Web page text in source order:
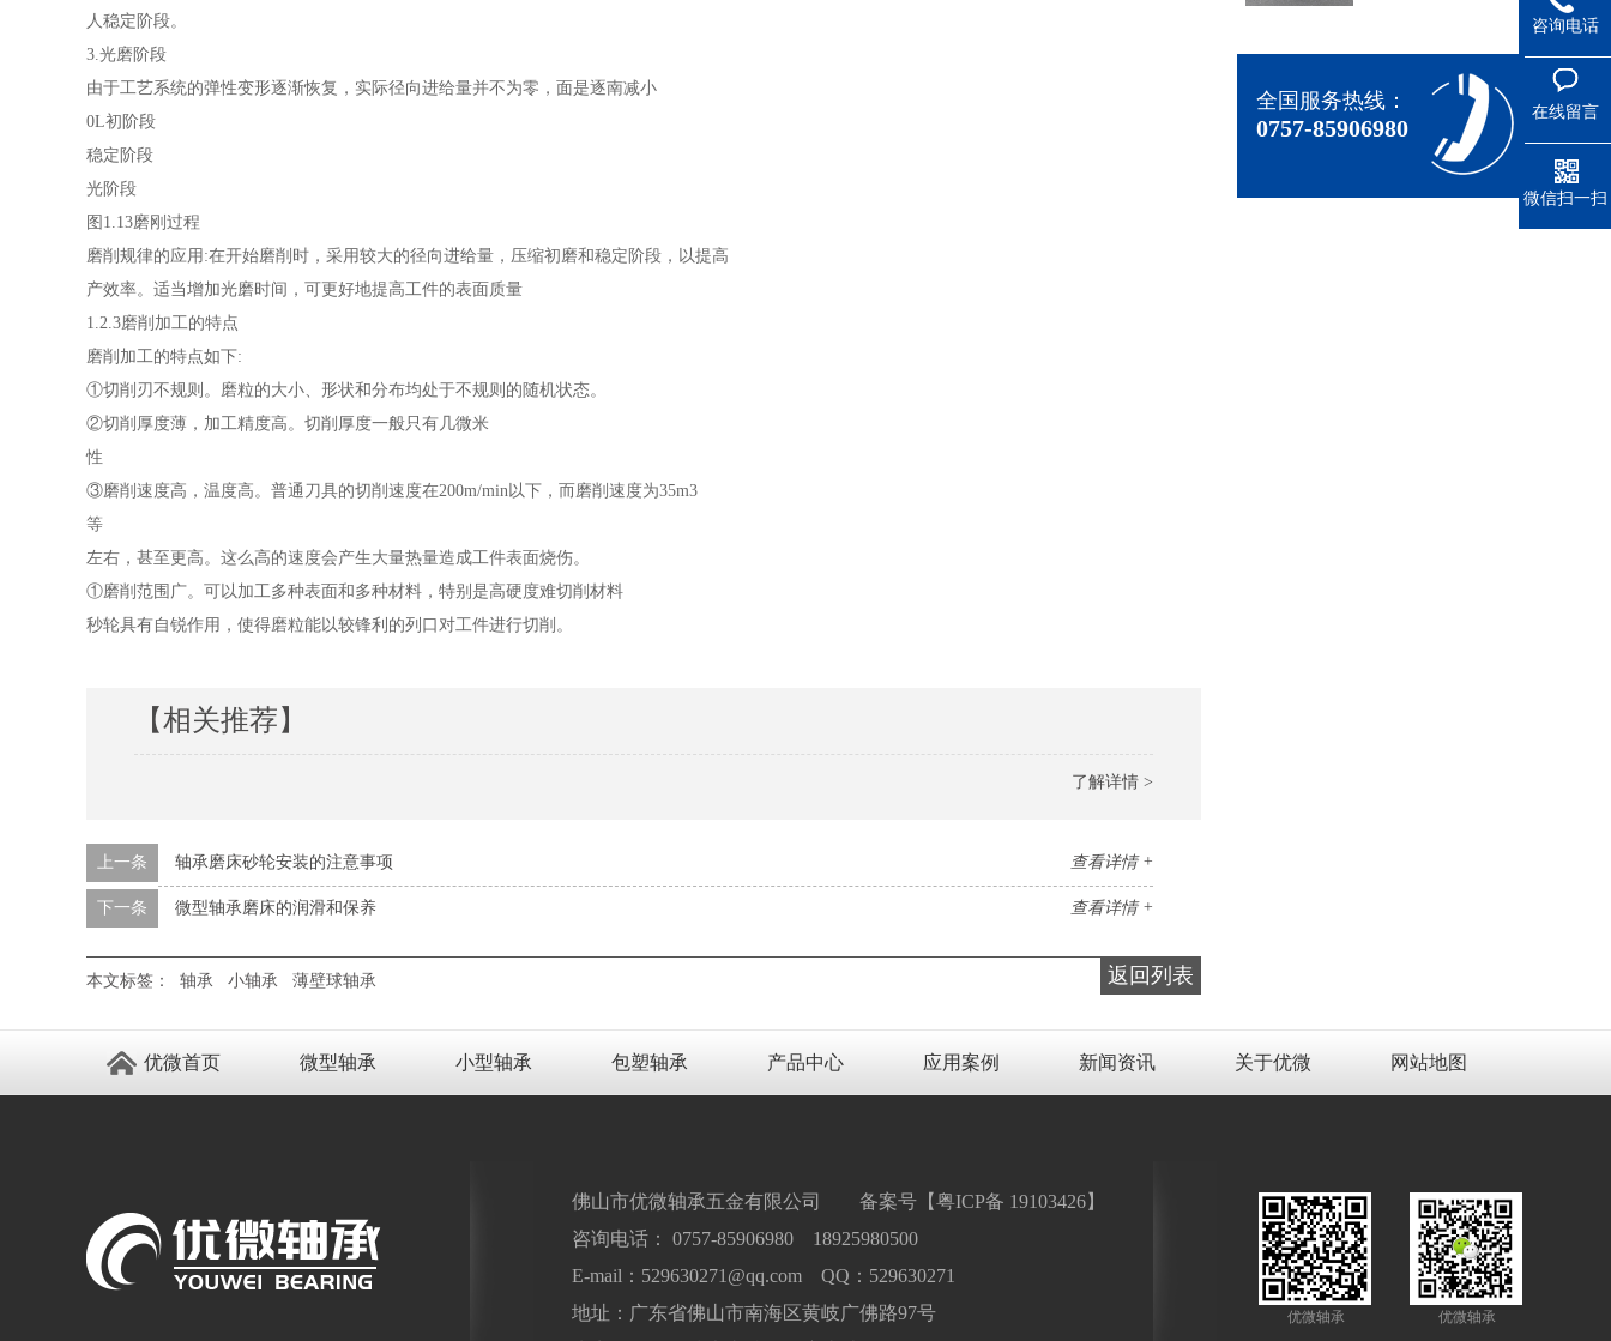
人稳定阶段。
3.光磨阶段
由于工艺系统的弹性变形逐渐恢复，实际径向进给量并不为零，面是逐南减小
0L初阶段
稳定阶段
光阶段
图1.13磨刚过程
磨削规律的应用:在开始磨削时，采用较大的径向进给量，压缩初磨和稳定阶段，以提高
产效率。适当增加光磨时间，可更好地提高工件的表面质量
1.2.3磨削加工的特点
磨削加工的特点如下:
①切削刃不规则。磨粒的大小、形状和分布均处于不规则的随机状态。
②切削厚度薄，加工精度高。切削厚度一般只有几微米
性
③磨削速度高，温度高。普通刀具的切削速度在200m/min以下，而磨削速度为35m3
等
左右，甚至更高。这么高的速度会产生大量热量造成工件表面烧伤。
①磨削范围广。可以加工多种表面和多种材料，特别是高硬度难切削材料
秒轮具有自锐作用，使得磨粒能以较锋利的列口对工件进行切削。
【相关推荐】
了解详情 >
查看详情 +
上一条 轴承磨床砂轮安装的注意事项
查看详情 +
下一条 微型轴承磨床的润滑和保养
返回列表
本文标签： 轴承 小轴承 薄壁球轴承
全国服务热线：
0757-85906980
优微首页 微型轴承 小型轴承 包塑轴承 产品中心 应用案例 新闻资讯 关于优微 网站地图
优微轴承 优微轴承
佛山市优微轴承五金有限公司 备案号【粤ICP备 19103426】
咨询电话： 0757-85906980 18925980500
E-mail：529630271@qq.com QQ：529630271
地址：广东省佛山市南海区黄岐广佛路97号
咨询电话
在线留言
微信扫一扫